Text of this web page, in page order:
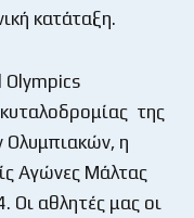
κατάταξη.
Olympics
της
Ολυμπιακών, η
Αγώνες Μάλτας
αθλητές μας οι